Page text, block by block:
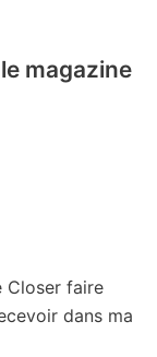
magazine
Closer faire
dans ma